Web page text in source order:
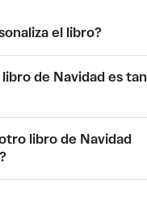
el libro?
de Navidad es tan
libro de Navidad